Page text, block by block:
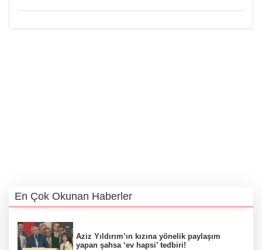
En Çok Okunan Haberler
Aziz Yıldırım’ın kızına yönelik paylaşım
yapan şahsa ‘ev hapsi’ tedbiri!